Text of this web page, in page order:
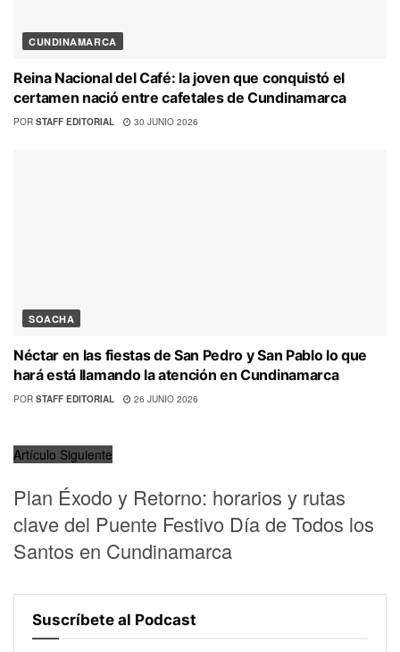
CUNDINAMARCA
Reina Nacional del Café: la joven que conquistó el
certamen nació entre cafetales de Cundinamarca
POR STAFF EDITORIAL 30 JUNIO 2026
SOACHA
Néctar en las fiestas de San Pedro y San Pablo lo que
hará está llamando la atención en Cundinamarca
POR STAFF EDITORIAL 26 JUNIO 2026
Artículo Siguiente
Plan Éxodo y Retorno: horarios y rutas
clave del Puente Festivo Día de Todos los
Santos en Cundinamarca
Suscríbete al Podcast